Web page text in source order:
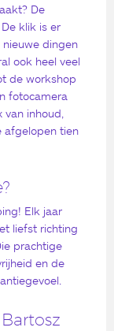
De
klik is er
nieuwe dingen
ook heel veel
de workshop
fotocamera
inhoud,
afgelopen tien
Elk jaar
liefst richting
prachtige
en de